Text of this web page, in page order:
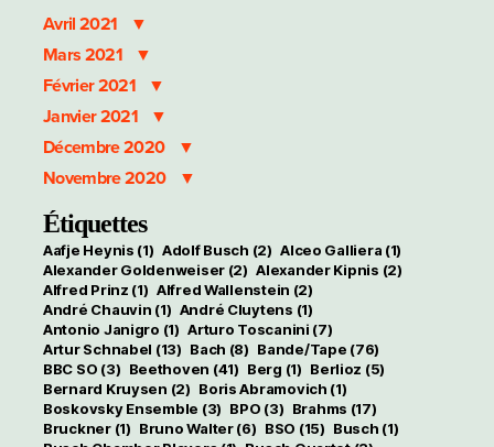
Avril 2021
Mars 2021
Février 2021
Janvier 2021
Décembre 2020
Novembre 2020
Étiquettes
Aafje Heynis (1) Adolf Busch (2) Alceo Galliera (1)
Alexander Goldenweiser (2) Alexander Kipnis (2)
Alfred Prinz (1) Alfred Wallenstein (2)
André Chauvin (1) André Cluytens (1)
Antonio Janigro (1) Arturo Toscanini (7)
Artur Schnabel (13) Bach (8) Bande/Tape (76)
BBC SO (3) Beethoven (41) Berg (1) Berlioz (5)
Bernard Kruysen (2) Boris Abramovich (1)
Boskovsky Ensemble (3) BPO (3) Brahms (17)
Bruckner(1) Bruno Walter(6) BSO (15) Busch (1)